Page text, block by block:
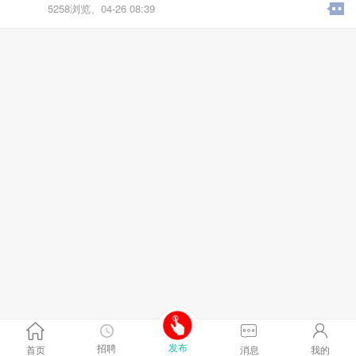
5258浏览、 04-26 08:39
首页 招聘 发布 消息 我的